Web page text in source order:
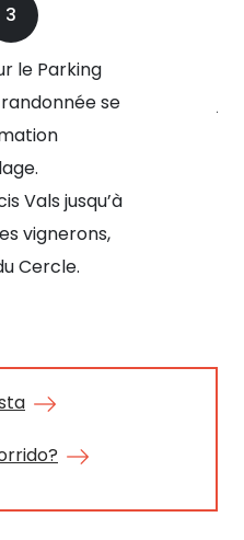
3
le Parking
se
Vals jusqu’à
vignerons,
Cercle.